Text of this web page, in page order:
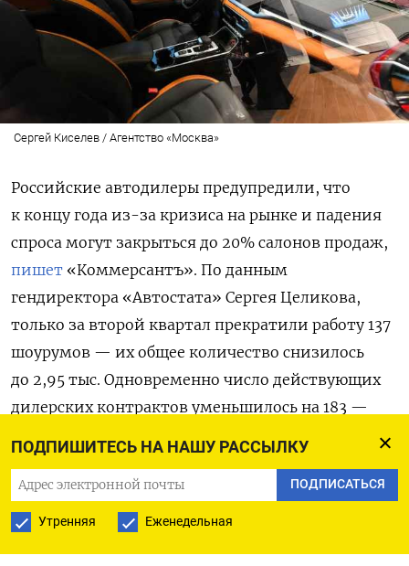
ПОДПИШИТЕСЬ НА НАШУ РАССЫЛКУ
ПОДПИСАТЬСЯ
Утренняя Еженедельная
Сергей Киселев / Агентство «Москва»
Российские автодилеры предупредили, что
к концу года из-за кризиса на рынке и падения
спроса могут закрыться до 20% салонов продаж,
пишет «Коммерсантъ». По данным
гендиректора «Автостата» Сергея Целикова,
только за второй квартал прекратили работу 137
шоурумов — их общее количество снизилось
до 2,95 тыс. Одновременно число действующих
дилерских контрактов уменьшилось на 183 —
к началу года у нее оставалось 90 контрактов,
а к июлю эта цифра сократилась до 36.